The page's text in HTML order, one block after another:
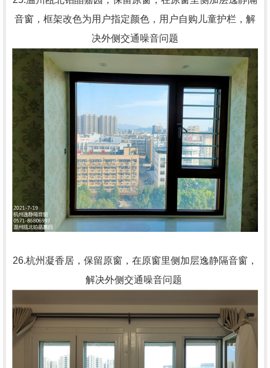
音窗，框架改色为用户指定颜色，用户自购儿童护栏，解
决外侧交通噪音问题
26.杭州凝香居，保留原窗，在原窗里侧加层逸静隔音窗，
解决外侧交通噪音问题